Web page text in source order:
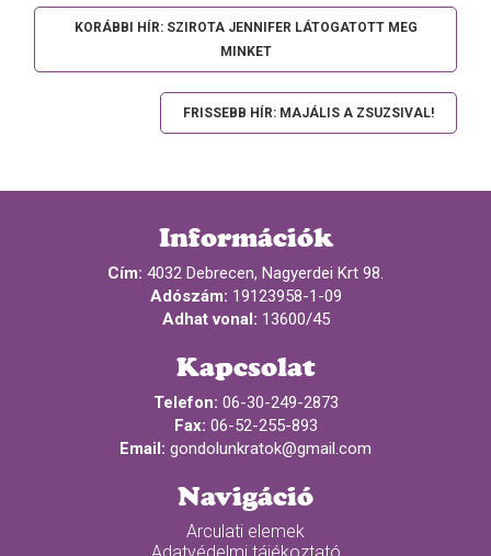
KORÁBBI HÍR: SZIROTA JENNIFER LÁTOGATOTT MEG
MINKET
FRISSEBB HÍR: MAJÁLIS A ZSUZSIVAL!
Információk
Cím: 4032 Debrecen, Nagyerdei Krt 98.
Adószám: 19123958-1-09
Adhat vonal: 13600/45
Kapcsolat
Telefon: 06-30-249-2873
Fax: 06-52-255-893
Email: gondolunkratok@gmail.com
Navigáció
Arculati elemek